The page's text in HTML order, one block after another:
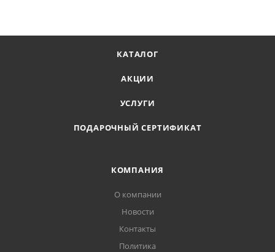
КАТАЛОГ
АКЦИИ
УСЛУГИ
ПОДАРОЧНЫЙ СЕРТИФИКАТ
КОМПАНИЯ
О компании
Новости
Контакты
Политика